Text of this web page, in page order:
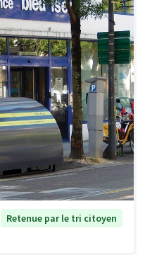
Retenue par le tri citoyen